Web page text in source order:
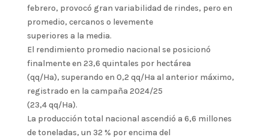
febrero, provocó gran variabilidad de rindes, pero en
promedio, cercanos o levemente
superiores a la media.
El rendimiento promedio nacional se posicionó
finalmente en 23,6 quintales por hectárea
(qq/Ha), superando en 0,2 qq/Ha al anterior máximo,
registrado en la campaña 2024/25
(23,4 qq/Ha).
La producción total nacional ascendió a 6,6 millones
de toneladas, un 32 % por encima del